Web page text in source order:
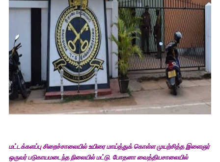
மட்டக்களப்பு சிறைச்சாலையில் உயிரை மாய்த்துக் கொள்ள முயற்சித்த இளைஞர்
ஒருவர் படுகாயமடைந்த நிலையில் மட்டு. போதனா வைத்தியசாலையில்